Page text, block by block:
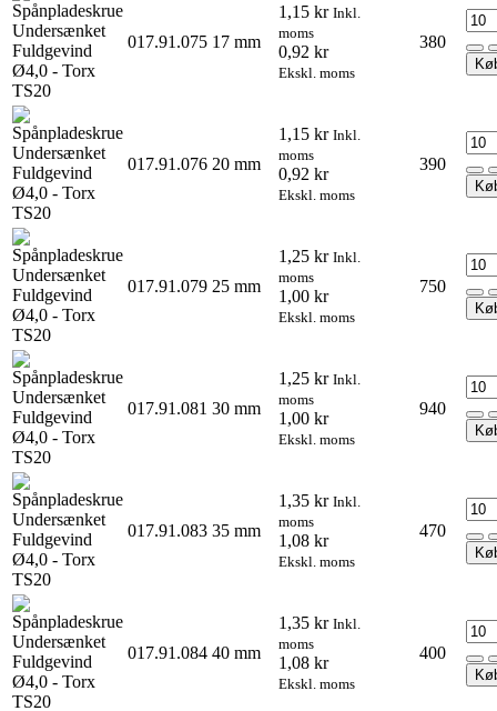
017.91.075 17 mm
1,15 kr Inkl.
moms
0,92 kr
Ekskl. moms
380
017.91.076 20 mm
1,15 kr Inkl.
moms
0,92 kr
Ekskl. moms
390
017.91.079 25 mm
1,25 kr Inkl.
moms
1,00 kr
Ekskl. moms
750
017.91.081 30 mm
1,25 kr Inkl.
moms
1,00 kr
Ekskl. moms
940
017.91.083 35 mm
1,35 kr Inkl.
moms
1,08 kr
Ekskl. moms
470
017.91.084 40 mm
1,35 kr Inkl.
moms
1,08 kr
Ekskl. moms
400